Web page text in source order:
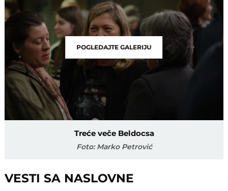
POGLEDAJTE GALERIJU
Treće veče Beldocsa
Foto: Marko Petrović
VESTI SA NASLOVNE